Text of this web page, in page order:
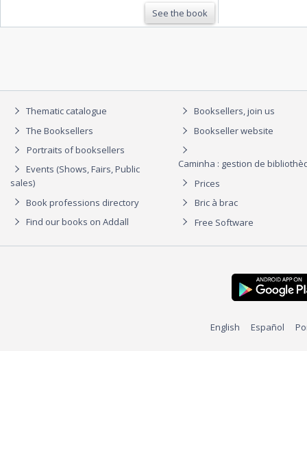
See the book
Thematic catalogue
The Booksellers
Portraits of booksellers
Events (Shows, Fairs, Public
sales)
Book professions directory
Find our books on Addall
Booksellers, join us
Bookseller website
Caminha : gestion de
Prices
Bric à brac
Free Software
English Español